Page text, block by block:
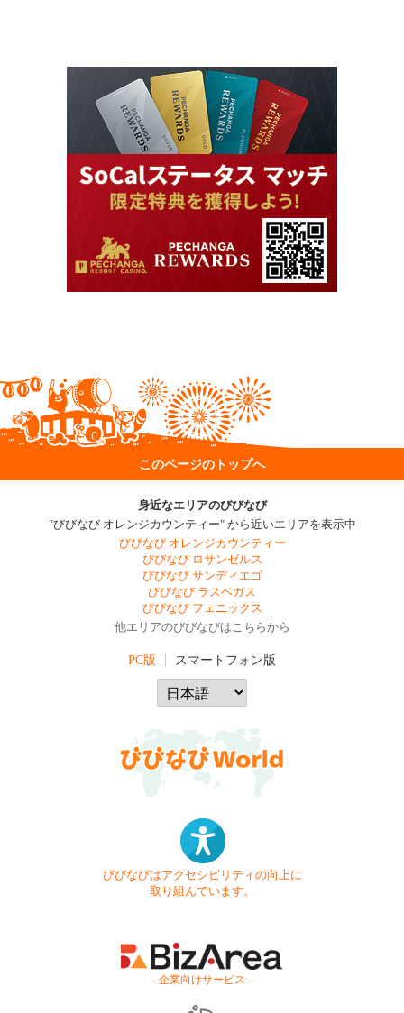
このページのトップへ
身近なエリアのびびなび
"びびなび オレンジカウンティー" から近いエリアを表示中
びびなび オレンジカウンティー
びびなび ロサンゼルス
びびなび サンディエゴ
びびなび ラスベガス
びびなび フェニックス
他エリアのびびなびはこちらから
PC版 スマートフォン版
びびなびはアクセシビリティの向上に
取り組んでいます。
- 企業向けサービス -